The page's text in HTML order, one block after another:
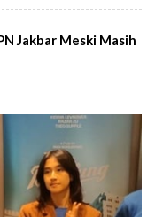
Jakbar Meski Masih